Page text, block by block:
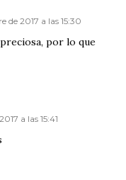
de 2017 a las 15:30
por lo que
a las 15:41